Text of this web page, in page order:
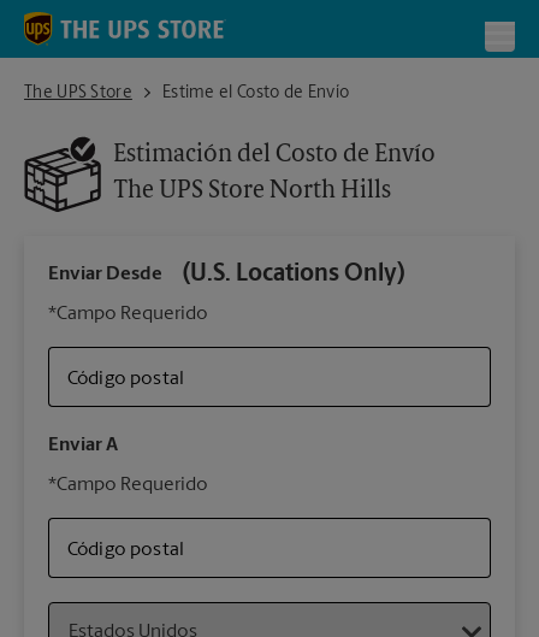
Skip to content
Return to Nav
The UPS Store
The UPS Store North HillsEstime el Costo de Envío
Estimación del Costo de Envío
The UPS Store North Hills
Enviar Desde (U.S. Locations Only)
*Campo Requerido
Código postal
Enviar A
*Campo Requerido
Código postal